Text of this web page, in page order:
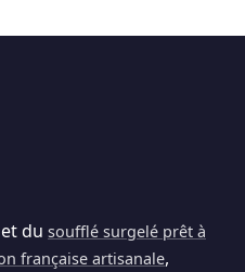
et du soufflé surgelé prêt à
française artisanale,